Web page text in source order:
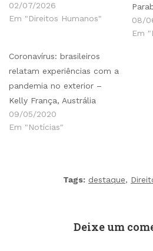
02/07/2026
Em "Direitos Humanos"
08/
Em
Coronavírus: brasileiros
relatam experiências com a
pandemia no exterior –
Kelly França, Austrália
09/05/2020
Em "Notícias"
Tags: destaque,
Deixe um